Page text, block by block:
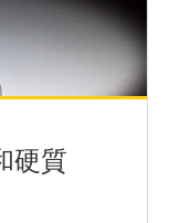
硬質